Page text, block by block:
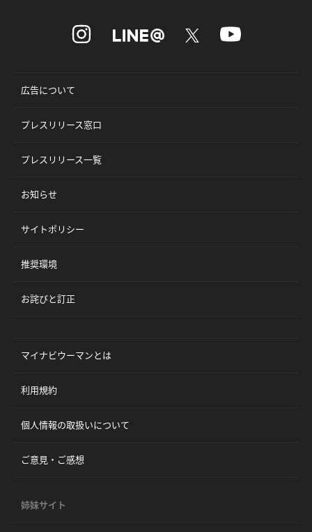
広告について
プレスリリース窓口
プレスリリース一覧
お知らせ
サイトポリシー
推奨環境
お詫びと訂正
マイナビウーマンとは
利用規約
個人情報の取扱いについて
ご意見・ご感想
姉妹サイト